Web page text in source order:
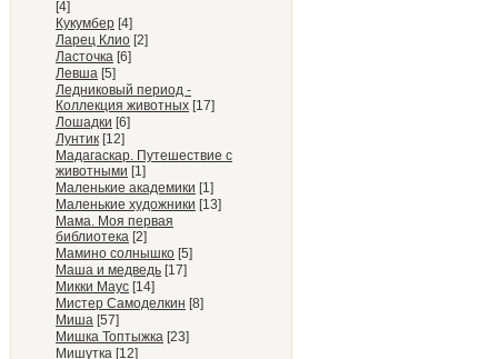
[4]
Кукумбер [4]
Ларец Клио [2]
Ласточка [6]
Левша [5]
Ледниковый период -
Коллекция животных [17]
Лошадки [6]
Лунтик [12]
Мадагаскар. Путешествие с
животными [1]
Маленькие академики [1]
Маленькие художники [13]
Мама. Моя первая
библиотека [2]
Мамино солнышко [5]
Маша и медведь [17]
Микки Маус [14]
Мистер Самоделкин [8]
Миша [57]
Мишка Топтыжка [23]
Мишутка [12]